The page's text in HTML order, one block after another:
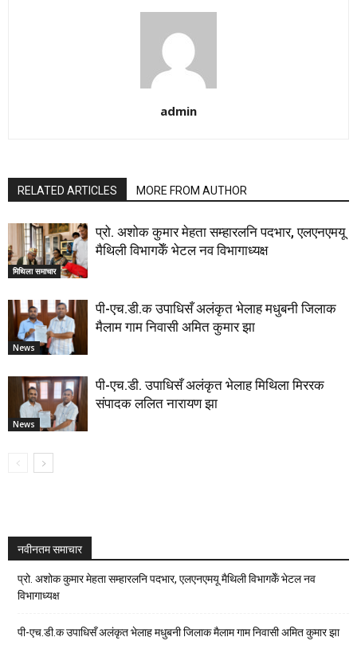
admin
RELATED ARTICLES MORE FROM AUTHOR
मिथिला समाचार
प्रो. अशोक कुमार मेहता सम्हारलनि पदभार, एलएनएमयू
मैथिली विभागकेँ भेटल नव विभागाध्यक्ष
News
पी-एच.डी.क उपाधिसँ अलंकृत भेलाह मधुबनी जिलाक
मैलाम गाम निवासी अमित कुमार झा
News
पी-एच.डी. उपाधिसँ अलंकृत भेलाह मिथिला मिररक
संपादक ललित नारायण झा
नवीनतम समाचार
प्रो. अशोक कुमार मेहता सम्हारलनि पदभार, एलएनएमयू मैथिली विभागकेँ भेटल नव
विभागाध्यक्ष
पी-एच.डी.क उपाधिसँ अलंकृत भेलाह मधुबनी जिलाक मैलाम गाम निवासी अमित कुमार झा